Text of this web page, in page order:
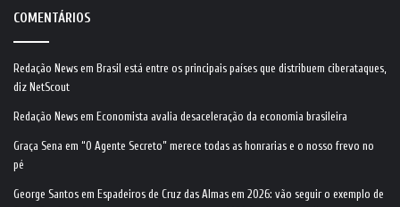
COMENTÁRIOS
Redação News em Brasil está entre os principais países que distribuem ciberataques,
diz NetScout
Redação News em Economista avalia desaceleração da economia brasileira
Graça Sena em “O Agente Secreto” merece todas as honrarias e o nosso frevo no
pé
George Santos em Espadeiros de Cruz das Almas em 2026: vão seguir o exemplo de